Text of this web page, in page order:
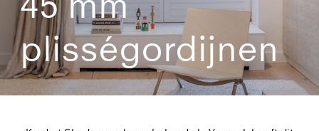
plisségordijnen